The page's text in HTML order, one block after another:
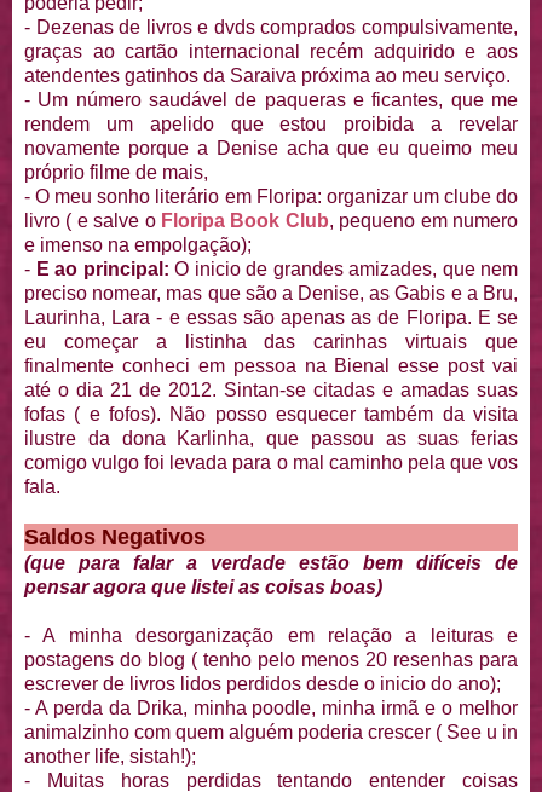
- Dezenas de livros e dvds comprados compulsivamente,
graças ao cartão internacional recém adquirido e aos
atendentes gatinhos da Saraiva próxima ao meu serviço.
- Um número saudável de paqueras e ficantes, que me
rendem um apelido que estou proibida a revelar
novamente porque a Denise acha que eu queimo meu
próprio filme de mais,
- O meu sonho literário em Floripa: organizar um clube do
livro ( e salve oFloripa Book Club, pequeno em numero
e imenso na empolgação);
- E ao principal: O inicio de grandes amizades, que nem
preciso nomear, mas que são a Denise, as Gabis e a Bru,
Laurinha, Lara - e essas são apenas as de Floripa. E se
eu começar a listinha das carinhas virtuais que
finalmente conheci em pessoa na Bienal esse post vai
até o dia 21 de 2012. Sintan-se citadas e amadas suas
fofas ( e fofos). Não posso esquecer também da visita
ilustre da dona Karlinha, que passou as suas ferias
comigo vulgo foi levada para o mal caminho pela que vos
fala.
Saldos Negativos
(que para falar a verdade estão bem difíceis de
pensar agora que listei as coisas boas)
- A minha desorganização em relação a leituras e
postagens do blog ( tenho pelo menos 20 resenhas para
escrever de livros lidos perdidos desde o inicio do ano);
- A perda da Drika, minha poodle, minha irmã e o melhor
animalzinho com quem alguém poderia crescer ( See u in
another life, sistah!);
- Muitas horas perdidas tentando entender coisas